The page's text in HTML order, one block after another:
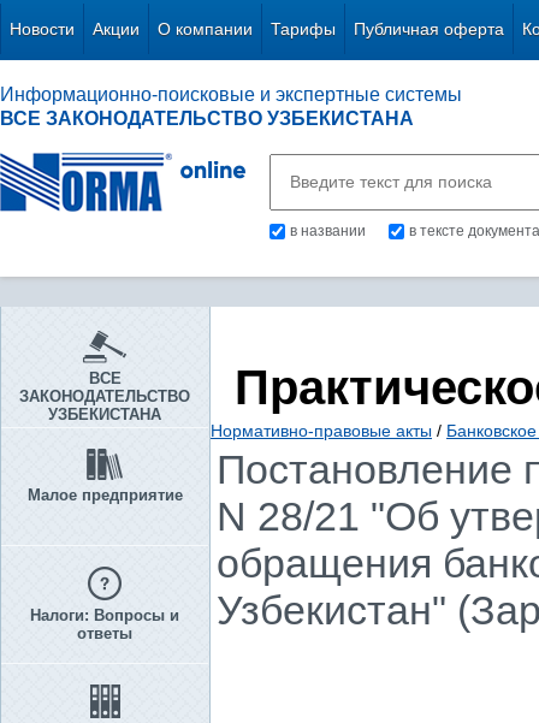
Новости Акции О компании Тарифы Публичная оферта
Информационно-поисковые и экспертные системы
ВСЕ ЗАКОНОДАТЕЛЬСТВО УЗБЕКИСТАНА
в названии в тексте документа
ВСЕ
ЗАКОНОДАТЕЛЬСТВО
УЗБЕКИСТАНА
Малое предприятие
Налоги: Вопросы и
ответы
Нормативно-правовые акты /
Постановление
N 28/21 "Об
обращения
Узбекистан"